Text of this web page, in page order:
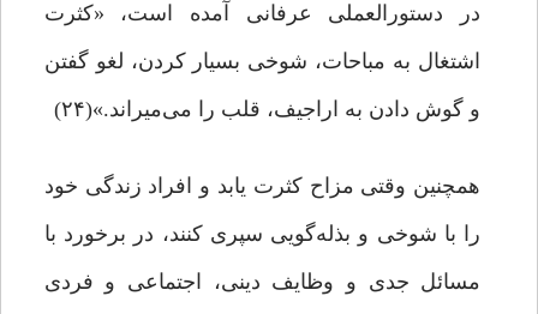
در دستورالعملی عرفانی آمده است، «کثرت
اشتغال به مباحات، شوخی بسیار کردن، لغو گفتن
و گوش دادن به اراجیف، قلب را می‌میراند.»(۲۴)
همچنین وقتی مزاح کثرت یابد و افراد زندگی خود
را با شوخی و بذله‌گویی سپری کنند، در برخورد با
مسائل جدی و وظایف دینی، اجتماعی و فردی